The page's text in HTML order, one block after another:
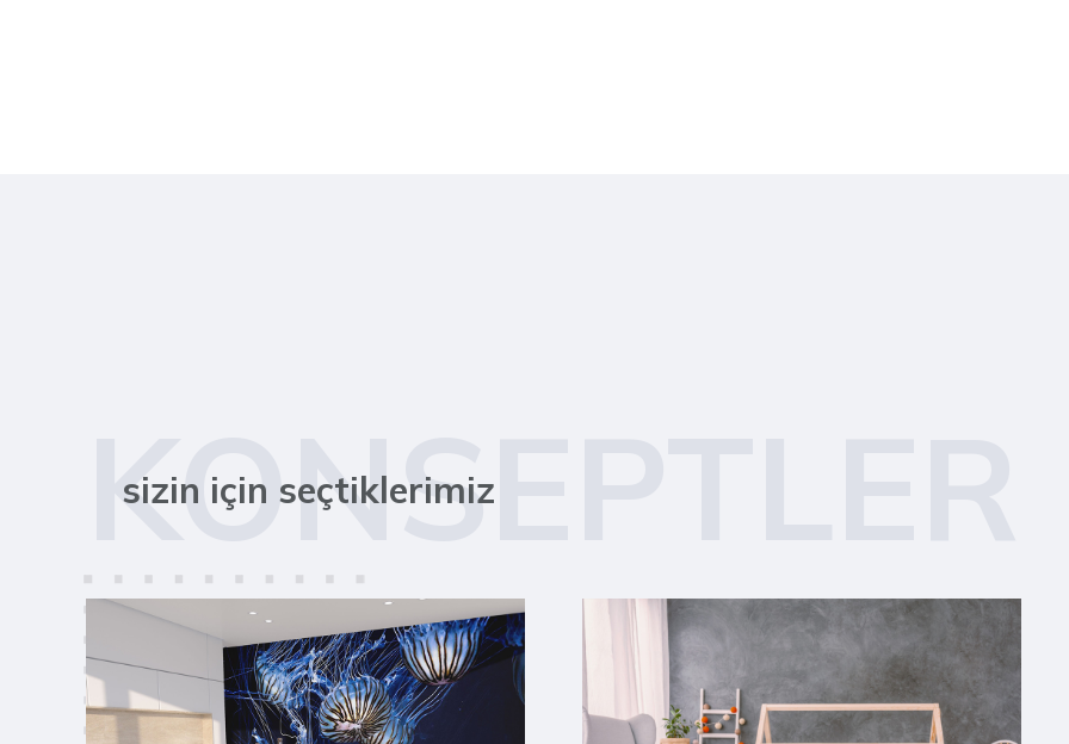
KONSEPTLER
sizin için seçtiklerimiz